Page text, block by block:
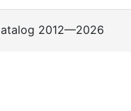
2012—2026